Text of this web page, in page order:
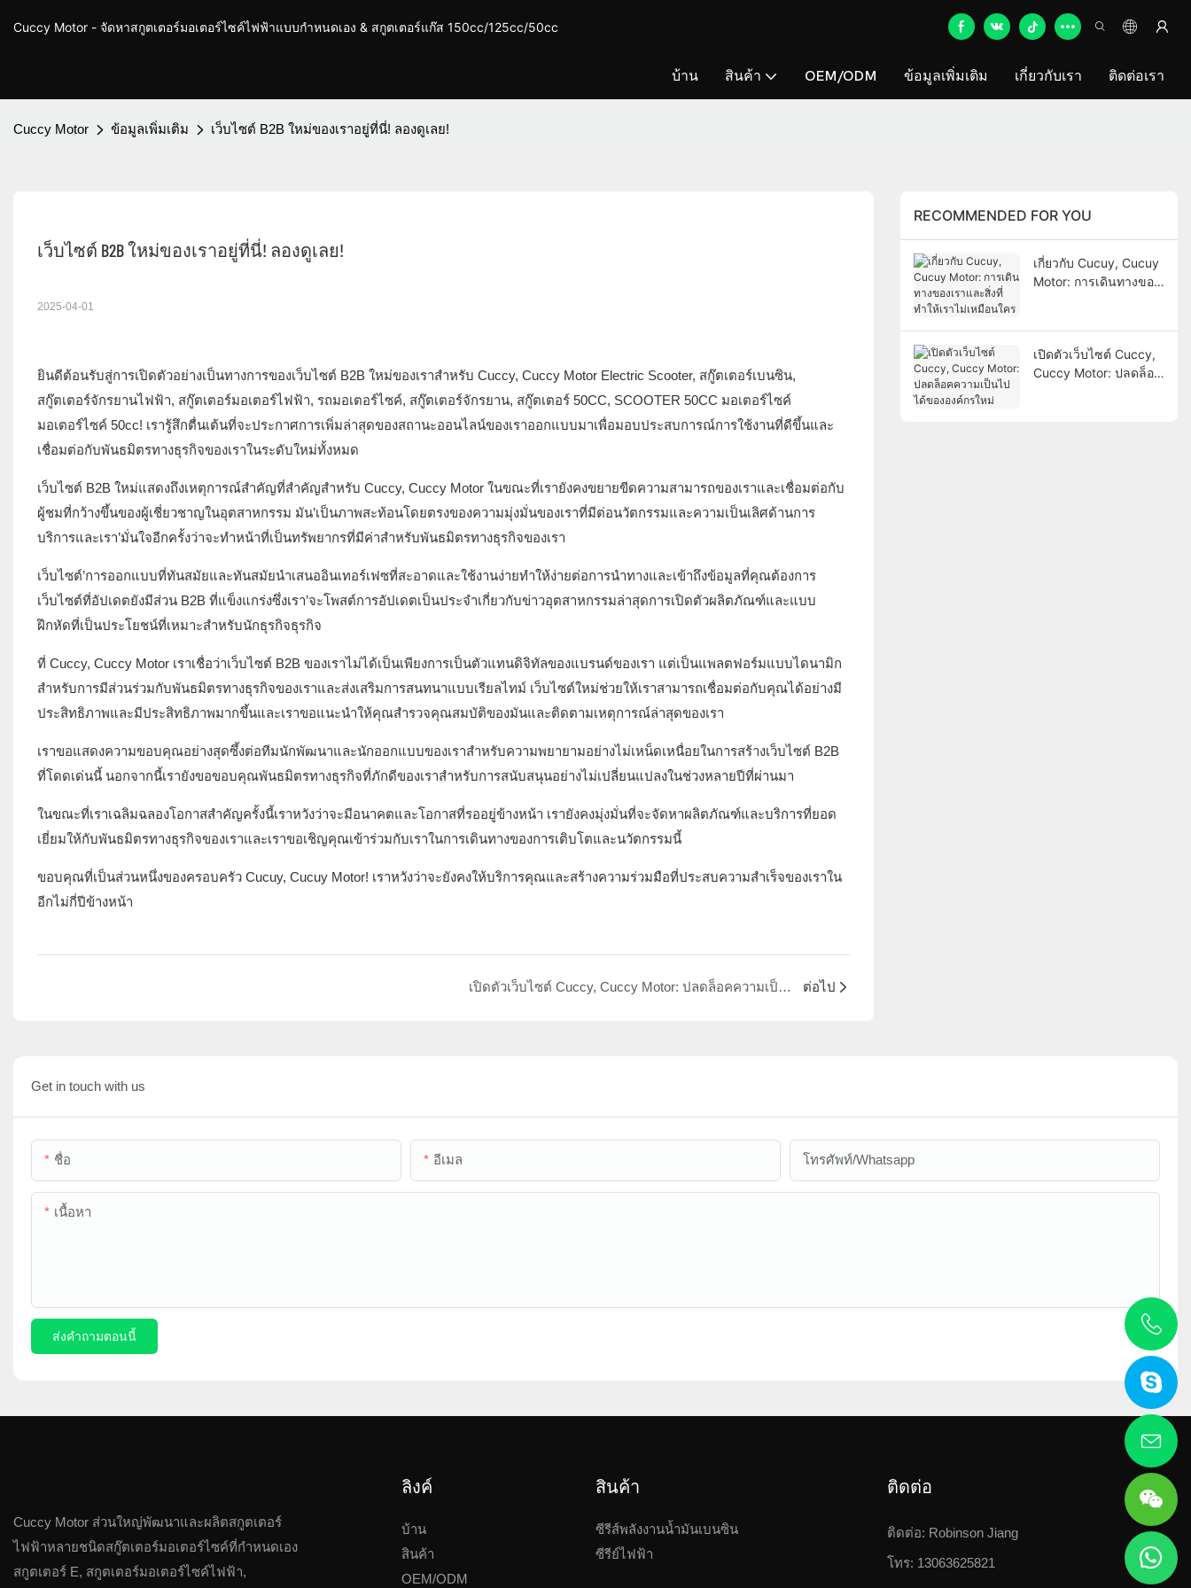
Cuccy Motor - จัดหาสกูตเตอร์มอเตอร์ไซค์ไฟฟ้าแบบกำหนดเอง & สกูตเตอร์แก๊ส 150cc/125cc/50cc
บ้าน สินค้า OEM/ODM ข้อมูลเพิ่มเติม เกี่ยวกับเรา ติดต่อเรา
Cuccy Motor ข้อมูลเพิ่มเติม เว็บไซต์ B2B ใหม่ของเราอยู่ที่นี่! ลองดูเลย!
เว็บไซต์ B2B ใหม่ของเราอยู่ที่นี่! ลองดูเลย!
2025-04-01
ยินดีต้อนรับสู่การเปิดตัวอย่างเป็นทางการของเว็บไซต์ B2B ใหม่ของเราสำหรับ Cuccy, Cuccy Motor Electric Scooter, สกู๊ตเตอร์เบนซิน,
สกู๊ตเตอร์จักรยานไฟฟ้า, สกู๊ตเตอร์มอเตอร์ไฟฟ้า, รถมอเตอร์ไซค์, สกู๊ตเตอร์จักรยาน, สกู๊ตเตอร์ 50CC, SCOOTER 50CC มอเตอร์ไซค์
มอเตอร์ไซค์ 50cc! เรารู้สึกตื่นเต้นที่จะประกาศการเพิ่มล่าสุดของสถานะออนไลน์ของเราออกแบบมาเพื่อมอบประสบการณ์การใช้งานที่ดีขึ้นและ
เชื่อมต่อกับพันธมิตรทางธุรกิจของเราในระดับใหม่ทั้งหมด
เว็บไซต์ B2B ใหม่แสดงถึงเหตุการณ์สำคัญที่สำคัญสำหรับ Cuccy, Cuccy Motor ในขณะที่เรายังคงขยายขีดความสามารถของเราและเชื่อมต่อกับ
ผู้ชมที่กว้างขึ้นของผู้เชี่ยวชาญในอุตสาหกรรม มัน’เป็นภาพสะท้อนโดยตรงของความมุ่งมั่นของเราที่มีต่อนวัตกรรมและความเป็นเลิศด้านการ
บริการและเรา’มั่นใจอีกครั้งว่าจะทำหน้าที่เป็นทรัพยากรที่มีค่าสำหรับพันธมิตรทางธุรกิจของเรา
เว็บไซต์’การออกแบบที่ทันสมัยและทันสมัยนำเสนออินเทอร์เฟซที่สะอาดและใช้งานง่ายทำให้ง่ายต่อการนำทางและเข้าถึงข้อมูลที่คุณต้องการ
เว็บไซต์ที่อัปเดตยังมีส่วน B2B ที่แข็งแกร่งซึ่งเรา’จะโพสต์การอัปเดตเป็นประจำเกี่ยวกับข่าวอุตสาหกรรมล่าสุดการเปิดตัวผลิตภัณฑ์และแบบ
ฝึกหัดที่เป็นประโยชน์ที่เหมาะสำหรับนักธุรกิจธุรกิจ
ที่ Cuccy, Cuccy Motor เราเชื่อว่าเว็บไซต์ B2B ของเราไม่ได้เป็นเพียงการเป็นตัวแทนดิจิทัลของแบรนด์ของเรา แต่เป็นแพลตฟอร์มแบบไดนามิก
สำหรับการมีส่วนร่วมกับพันธมิตรทางธุรกิจของเราและส่งเสริมการสนทนาแบบเรียลไทม์ เว็บไซต์ใหม่ช่วยให้เราสามารถเชื่อมต่อกับคุณได้อย่างมี
ประสิทธิภาพและมีประสิทธิภาพมากขึ้นและเราขอแนะนำให้คุณสำรวจคุณสมบัติของมันและติดตามเหตุการณ์ล่าสุดของเรา
เราขอแสดงความขอบคุณอย่างสุดซึ้งต่อทีมนักพัฒนาและนักออกแบบของเราสำหรับความพยายามอย่างไม่เหน็ดเหนื่อยในการสร้างเว็บไซต์ B2B
ที่โดดเด่นนี้ นอกจากนี้เรายังขอขอบคุณพันธมิตรทางธุรกิจที่ภักดีของเราสำหรับการสนับสนุนอย่างไม่เปลี่ยนแปลงในช่วงหลายปีที่ผ่านมา
ในขณะที่เราเฉลิมฉลองโอกาสสำคัญครั้งนี้เราหวังว่าจะมีอนาคตและโอกาสที่รออยู่ข้างหน้า เรายังคงมุ่งมั่นที่จะจัดหาผลิตภัณฑ์และบริการที่ยอด
เยี่ยมให้กับพันธมิตรทางธุรกิจของเราและเราขอเชิญคุณเข้าร่วมกับเราในการเดินทางของการเติบโตและนวัตกรรมนี้
ขอบคุณที่เป็นส่วนหนึ่งของครอบครัว Cucuy, Cucuy Motor! เราหวังว่าจะยังคงให้บริการคุณและสร้างความร่วมมือที่ประสบความสำเร็จของเราใน
อีกไม่กี่ปีข้างหน้า
เปิดตัวเว็บไซต์ Cuccy, Cuccy Motor: ปลดล็อคความเป็นไปได้ขององค์กรใหม่ ต่อไป
RECOMMENDED FOR YOU
เกี่ยวกับ Cucuy, Cucuy
Motor: การเดินทางของ
เปิดตัวเว็บไซต์ Cuccy,
Cuccy Motor: ปลดล็อค
Get in touch with us
ชื่อ อีเมล โทรศัพท์/whatsapp
เนื้อหา
ส่งคำถามตอนนี้
Cuccy Motor ส่วนใหญ่พัฒนาและผลิตสกูตเตอร์
ไฟฟ้าหลายชนิดสกู๊ตเตอร์มอเตอร์ไซค์ที่กำหนดเอง
สกูตเตอร์ E, สกูตเตอร์มอเตอร์ไซค์ไฟฟ้า,
ลิงค์
บ้าน
สินค้า
OEM/ODM
สินค้า
ซีรีส์พลังงานน้ำมันเบนซิน
ซีรีย์ไฟฟ้า
ติดต่อ
ติดต่อ: Robinson Jiang
โทร: 13063625821